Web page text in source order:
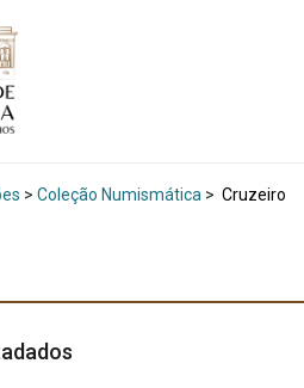
> Coleção Numismática > Cruzeiro